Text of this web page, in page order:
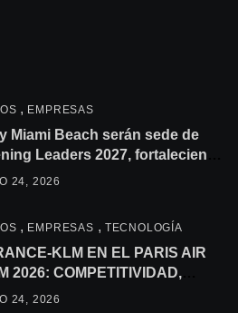
, EMPRESAS
Miami Beach serán sede de
Leaders 2027, fortaleciendo
con América Latina
24, 2026
, EMPRESAS , TECNOLOGÍA
KLM EN EL PARIS AIR
2026: COMPETITIVIDAD,
Y
24, 2026